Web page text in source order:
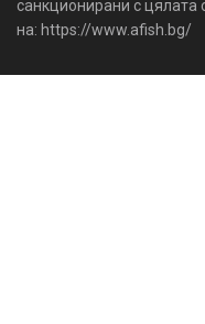
санкционирани с цялата
на: https://www.afish.bg/